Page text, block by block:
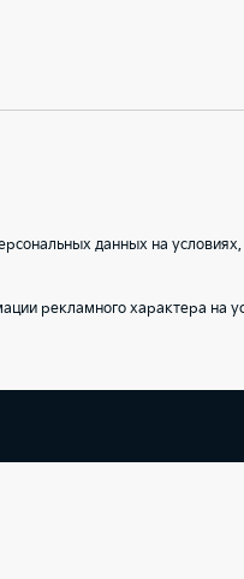
данных на условиях,
рекламного характера на